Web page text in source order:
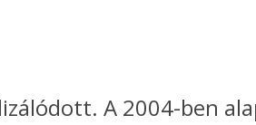
A 2004-ben